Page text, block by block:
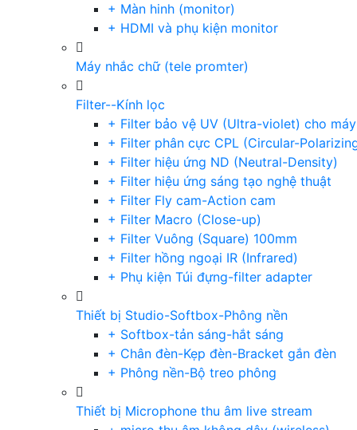
+ Màn hinh (monitor)
+ HDMI và phụ kiện monitor
Máy nhắc chữ (tele promter)
Filter--Kính lọc
+ Filter bảo vệ UV (Ultra-violet) cho
+ Filter phân cực CPL (Circular-
+ Filter hiệu ứng ND (Neutral-Density)
+ Filter hiệu ứng sáng tạo nghệ thuật
+ Filter Fly cam-Action cam
+ Filter Macro (Close-up)
+ Filter Vuông (Square) 100mm
+ Filter hồng ngoại IR (Infrared)
+ Phụ kiện Túi đựng-filter adapter
Thiết bị Studio-Softbox-Phông nền
+ Softbox-tản sáng-hắt sáng
+ Chân đèn-Kẹp đèn-Bracket gắn đèn
+ Phông nền-Bộ treo phông
Thiết bị Microphone thu âm live stream